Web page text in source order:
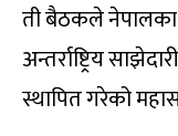
ती बैठकले नेपालका
अन्तर्राष्ट्रिय
स्थापित गरेको